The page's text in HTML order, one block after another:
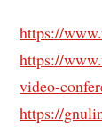
https://
https://
video-
https://